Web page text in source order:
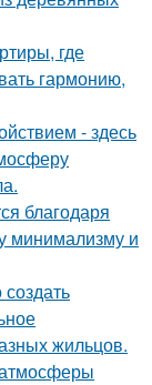
где
гармонию,
- здесь
благодаря
минимализму и
жильцов.